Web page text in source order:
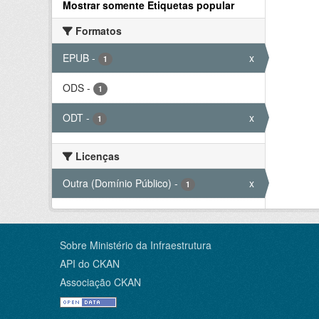
Mostrar somente Etiquetas popular
Formatos
EPUB - 1 x
ODS - 1
ODT - 1 x
Licenças
Outra (Domínio Público) - 1 x
Sobre Ministério da Infraestrutura
API do CKAN
Associação CKAN